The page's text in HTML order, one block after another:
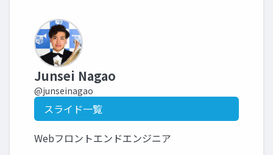
Junsei Nagao
@junseinagao
スライド一覧
Webフロントエンドエンジニア